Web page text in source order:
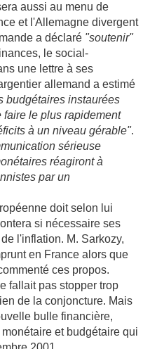
aussi au menu de
et l'Allemagne divergent
a déclaré "soutenir"
le social-
une lettre à ses
allemand a estimé
budgétaires instaurées
faire le plus rapidement
à un niveau gérable".
sérieuse
réagiront à
par un
doit selon lui
si nécessaire ses
l'inflation. M. Sarkozy,
en France alors que
ces propos.
fallait pas stopper trop
de la conjoncture. Mais
bulle financière,
et budgétaire qui